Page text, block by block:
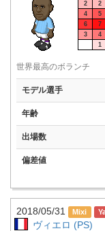
2 2
4
5
6
7
3
4
1
世界最高のボランチ
モデル選手
年齢
出場数
偏差値
2018/05/31
ヴィエロ (PS)